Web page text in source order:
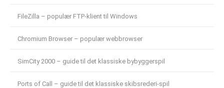
FileZilla – populær FTP-klient til Windows
Chromium Browser – populær webbrowser
SimCity 2000 – guide til det klassiske bybyggerspil
Ports of Call – guide til det klassiske skibsrederi-spil